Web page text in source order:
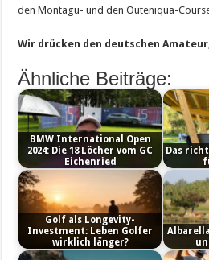
den Montagu- und den Outeniqua-
Wir drücken den deutschen
Ähnliche Beiträge:
BMW International Open
2024: Die 18 Löcher vom GC
Eichenried
Das
Golf als Longevity-
Investment: Leben Golfer
wirklich länger?